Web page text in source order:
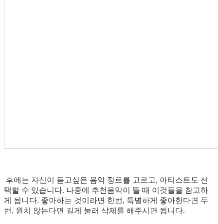
후에는 자신이 듣고싶은 음악 장르를 고르고, 아티스트도 선
택할 수 있습니다. 나중에 추천음악이 뜰 때 이것들을 참고하
게 됩니다. 좋아하는 것이라면 한번, 특별하게 좋아한다면 두
번, 원치 않는다면 길게 눌러 삭제를 해주시면 됩니다.